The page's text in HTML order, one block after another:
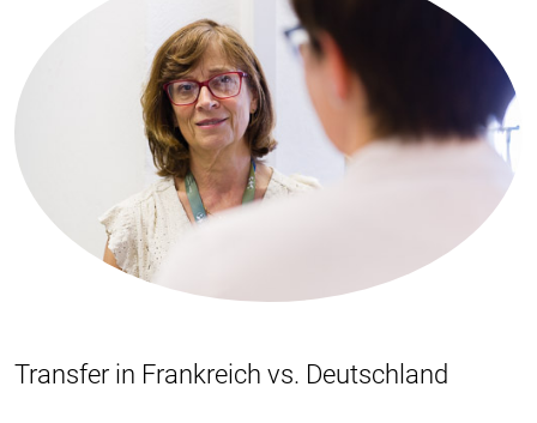
Transfer in Frankreich vs. Deutschland